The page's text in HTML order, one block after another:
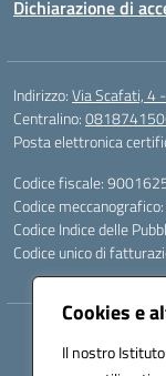
Cookies e
Il nostro
Dichiarazione di
Indirizzo:Via Scafati, 4
Centralino:
Posta elettronica
Codice fiscale:
Codice meccanografico:
Codice Indice delle
Codice unico di